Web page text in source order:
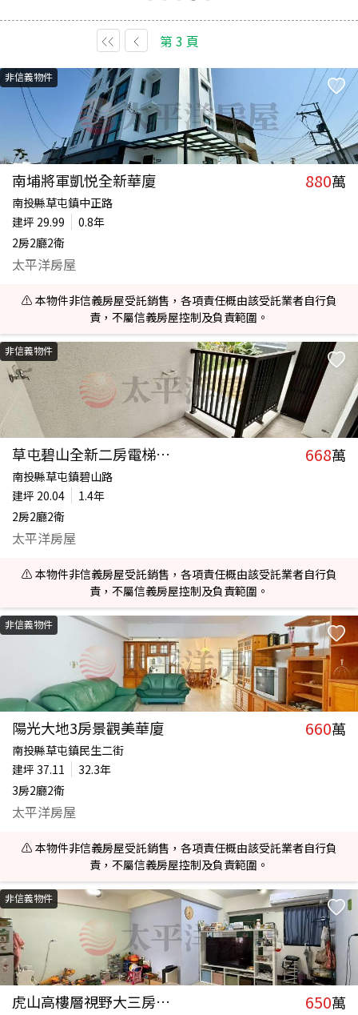
第 3 頁
非信義物件
南埔將軍凱悦全新華廈 880萬
南投縣草屯鎮中正路
建坪 29.99
0.8年
2房2廳2衛
太平洋房屋
⚠️ 本物件非信義房屋受託銷售，各項責任概由該受託業者自行負
責，不屬信義房屋控制及負責範圍。
非信義物件
草屯碧山全新二房電梯華廈 668萬
南投縣草屯鎮碧山路
建坪 20.04
1.4年
2房2廳2衛
太平洋房屋
⚠️ 本物件非信義房屋受託銷售，各項責任概由該受託業者自行負
責，不屬信義房屋控制及負責範圍。
非信義物件
陽光大地3房景觀美華廈 660萬
南投縣草屯鎮民生二街
建坪 37.11
32.3年
3房2廳2衛
太平洋房屋
⚠️ 本物件非信義房屋受託銷售，各項責任概由該受託業者自行負
責，不屬信義房屋控制及負責範圍。
非信義物件
虎山高樓層視野大三房華廈 650萬